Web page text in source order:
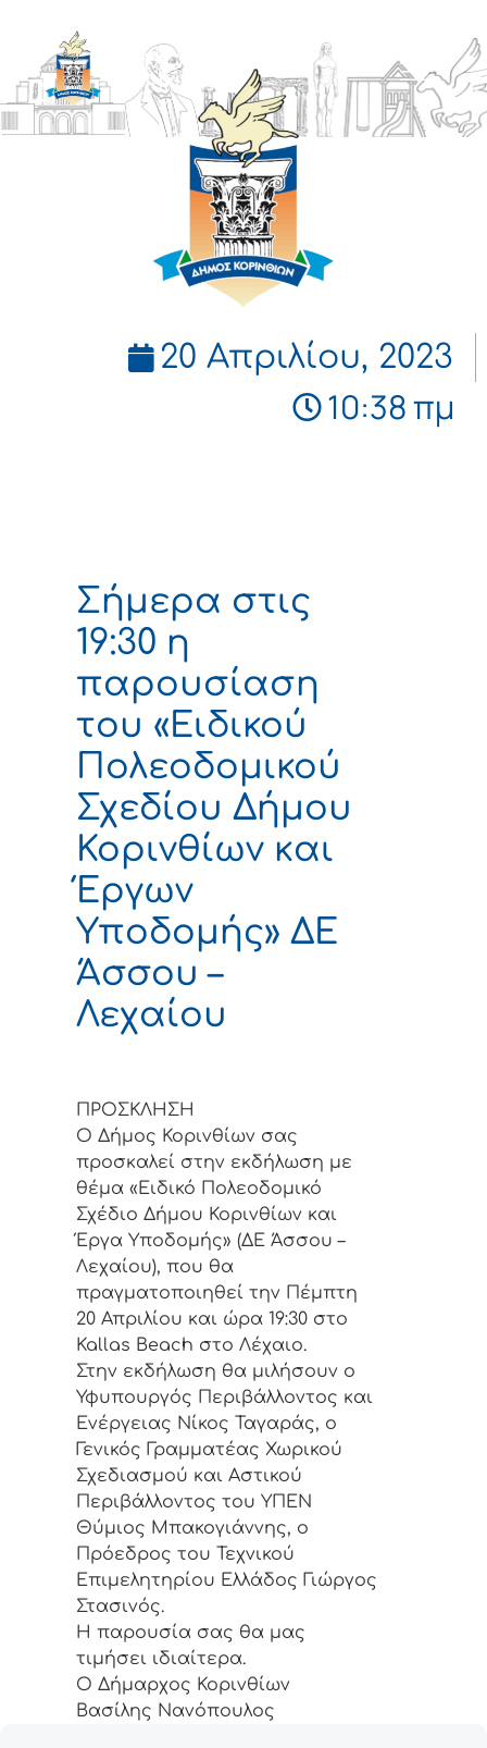
ΔΗΜΟΣ
ΚΟΡΙΝΘΙΩΝ
20 Απριλίου, 2023
10:38 πμ
Σήμερα στις
19:30 η
παρουσίαση
του «Ειδικού
Πολεοδομικού
Σχεδίου Δήμου
Κορινθίων και
Έργων
Υποδομής» ΔΕ
Άσσου –
Λεχαίου
ΠΡΟΣΚΛΗΣΗ
Ο Δήμος Κορινθίων σας
προσκαλεί στην εκδήλωση με
θέμα «Ειδικό Πολεοδομικό
Σχέδιο Δήμου Κορινθίων και
Έργα Υποδομής» (ΔΕ Άσσου –
Λεχαίου), που θα
πραγματοποιηθεί την Πέμπτη
20 Απριλίου και ώρα 19:30 στο
Kallas Beach στο Λέχαιο.
Στην εκδήλωση θα μιλήσουν ο
Υφυπουργός Περιβάλλοντος και
Ενέργειας Νίκος Ταγαράς, ο
Γενικός Γραμματέας Χωρικού
Σχεδιασμού και Αστικού
Περιβάλλοντος του ΥΠΕΝ
Θύμιος Μπακογιάννης, ο
Πρόεδρος του Τεχνικού
Επιμελητηρίου Ελλάδος Γιώργος
Στασινός.
Η παρουσία σας θα μας
τιμήσει ιδιαίτερα.
Ο Δήμαρχος Κορινθίων
Βασίλης Νανόπουλος